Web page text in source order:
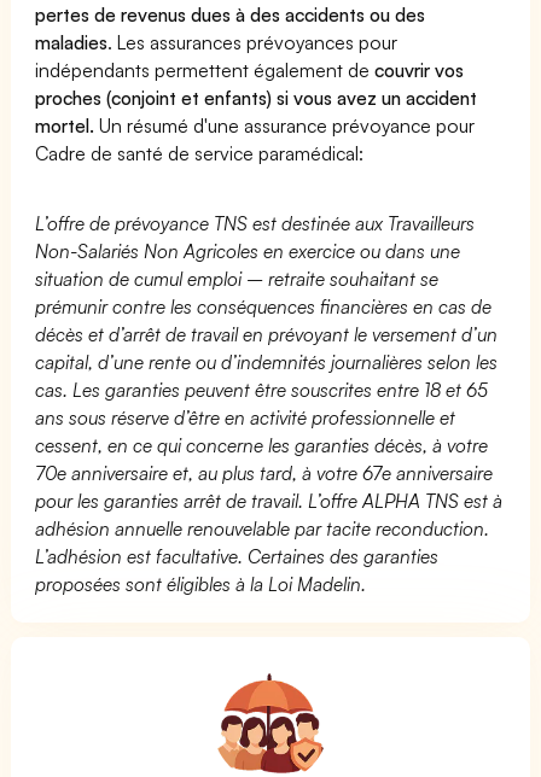
pertes de revenus dues à des accidents ou des
maladies. Les assurances prévoyances pour
indépendants permettent également decouvrir vos
proches (conjoint et enfants) si vous avez un accident
mortel. Un résumé d'une assurance prévoyance pour
Cadre de santé de service paramédical:
L’offre de prévoyance TNS est destinée aux Travailleurs
Non-Salariés Non Agricoles en exercice ou dans une
situation de cumul emploi – retraite souhaitant se
prémunir contre les conséquences financières en cas de
décès et d’arrêt de travail en prévoyant le versement d’un
capital, d’une rente ou d’indemnités journalières selon les
cas. Les garanties peuvent être souscrites entre 18 et 65
ans sous réserve d’être en activité professionnelle et
cessent, en ce qui concerne les garanties décès, à votre
70e anniversaire et, au plus tard, à votre 67e anniversaire
pour les garanties arrêt de travail. L’offre ALPHA TNS est à
adhésion annuelle renouvelable par tacite reconduction.
L’adhésion est facultative. Certaines des garanties
proposées sont éligibles à la Loi Madelin.